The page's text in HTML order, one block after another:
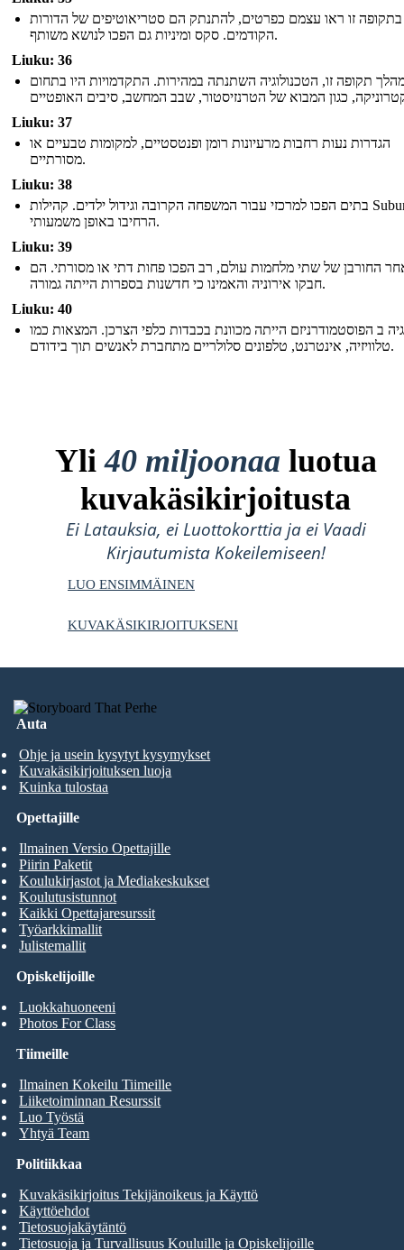
זו ראו עצמם כפרטים, להתנתק הם סטריאוטיפים של הדורות
הקודמים. סקס ומיניות גם הפכו לנושא משותף.
Liuku: 36
תקופה זו, הטכנולוגיה השתנתה במהירות. התקדמויות היו בתחום
Liuku: 37
הגדרות נעות רחבות מרעיונות רומן ופנטסטיים, למקומות טבעיים או
מסורתיים.
Liuku: 38
בתים הפכו למרכזי עבור המשפחה הקרובה וגידול ילדים. קהילות Suburban
הרחיבו באופן משמעותי.
Liuku: 39
החורבן של שתי מלחמות עולם, רב הפכו פחות דתי או מסורתי. הם
חבקו אירוניה והאמינו כי חדשנות בספרות הייתה גמורה.
Liuku: 40
ב הפוסטמודרניזם הייתה מכוונת בכבדות כלפי הצרכן. המצאות כמו
טלוויזיה, אינטרנט, טלפונים סלולריים מתחברת לאנשים תוך בידודם.
Yli40 miljoonaa luotua
kuvakäsikirjoitusta
Ei Latauksia, ei Luottokorttia ja ei Vaadi
Kirjautumista Kokeilemiseen!
LUO ENSIMMÄINEN
KUVAKÄSIKIRJOITUKSENI
Auta
Ohje ja usein kysytyt kysymykset
Kuvakäsikirjoituksen luoja
Kuinka tulostaa
Opiskelijoille
Luokkahuoneeni
Photos For Class
Opettajille
Ilmainen Versio Opettajille
Piirin Paketit
Koulukirjastot ja Mediakeskukset
Koulutusistunnot
Kaikki Opettajaresurssit
Työarkkimallit
Julistemallit
Tiimeille
Ilmainen Kokeilu Tiimeille
Liiketoiminnan Resurssit
Luo Työstä
Yhtyä Team
Politiikkaa
Kuvakäsikirjoitus Tekijänoikeus ja Käyttö
Käyttöehdot
Tietosuojakäytäntö
Tietosuoja ja Turvallisuus Kouluille ja Opiskelijoille